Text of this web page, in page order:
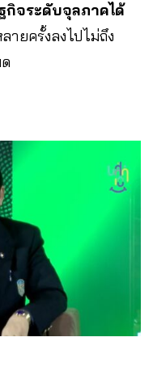
กิจระดับจุลภาคได้
ายครั้งลงไปไม่ถึง